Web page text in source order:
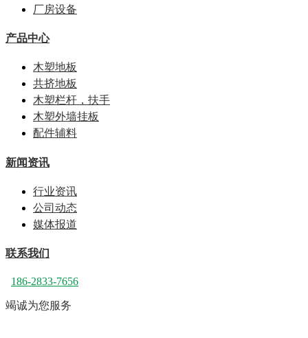
厂房设备
产品中心
木塑地板
共挤地板
木塑栏杆，扶手
木塑外墙挂板
配件辅料
新闻资讯
行业资讯
公司动态
媒体报道
联系我们
186-2833-7656
竭诚为您服务